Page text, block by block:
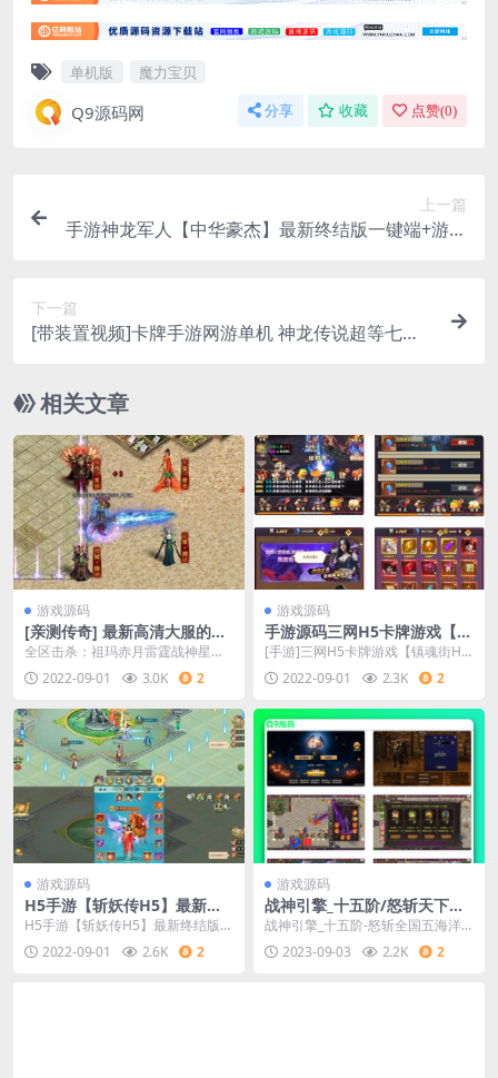
单机版 魔力宝贝
Q9源码网 分享 收藏 点赞(0)
上一篇
手游神龙军人【中华豪杰】最新终结版一键端+游戏
下一篇
[带装置视频]卡牌手游网游单机 神龙传说超等七龙
相关文章
游戏源码
[亲测传奇] 最新高清大服的异
地空间单职业的传奇贸易效劳
端+完全补丁
全区击杀：祖玛赤月雷霆战神星王
怪物达到66666只刷新：圣墟九幽
抵上古级当前全区
2022-09-01 3.0K 2
游戏源码
手游源码三网H5卡牌游戏【镇
魂街H5】8月整顿Win一键即
玩效劳端+GM受权后端
[手游]三网H5卡牌游戏【镇魂街H
5】8月整理Win一键即玩服务端+G
M授权后台
2022-09-01 2.3K 2
游戏源码
H5手游【斩妖传H5】最新终
结版一键端+GM后端附带外网
H5手游【斩妖传H5】最新终结版一
键端+GM后台附带外网教程
2022-09-01 2.6K 2
游戏源码
战神引擎_十五阶/怒斩天下五
大陆微变单职业[白猪3]版本传
战神引擎_十五阶-怒斩全国五海洋
微变单职业[白猪3]版本传奇手游_通
用视频教程_...
2023-09-03 2.2K 2